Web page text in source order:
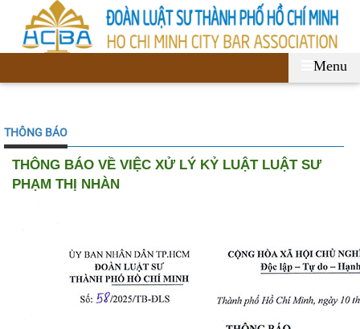
Menu
THÔNG BÁO
THÔNG BÁO VỀ VIỆC XỬ LÝ KỶ LUẬT LUẬT SƯ
PHẠM THỊ NHÀN